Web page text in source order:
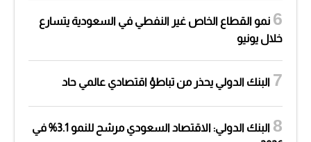
نمو القطاع الخاص غير النفطي في السعودية يتسارع
خلال يونيو
البنك الدولي يحذر من تباطؤ اقتصادي عالمي حاد
البنك الدولي: الاقتصاد السعودي مرشح للنمو 3.1% في